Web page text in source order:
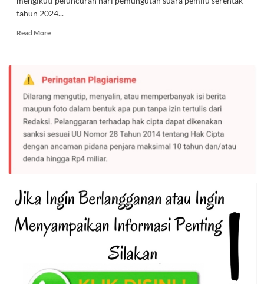
tahun 2024...
Read MoreRead
Bangkep
Ikuti
Launching
Hari
Pemungutan
Suara
Pemilu
Serentak
2024